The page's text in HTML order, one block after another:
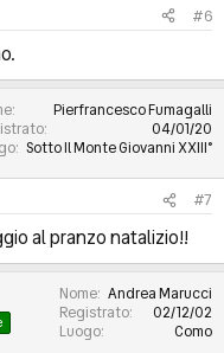
#6
Pierfrancesco Fumagalli
04/01/20
Sotto Il Monte Giovanni XXIII°
#7
al pranzo natalizio!!
Nome Andrea Marucci
Registrato
02/12/02
Luogo
Como